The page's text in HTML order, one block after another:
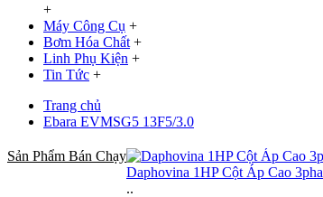
+
Máy Công Cụ +
Bơm Hóa Chất +
Linh Phụ Kiện +
Tin Tức +
Trang chủ
Ebara EVMSG5 13F5/3.0
Sản Phẩm Bán Chạy
Daphovina 1HP Cột Áp Cao 3pha
..